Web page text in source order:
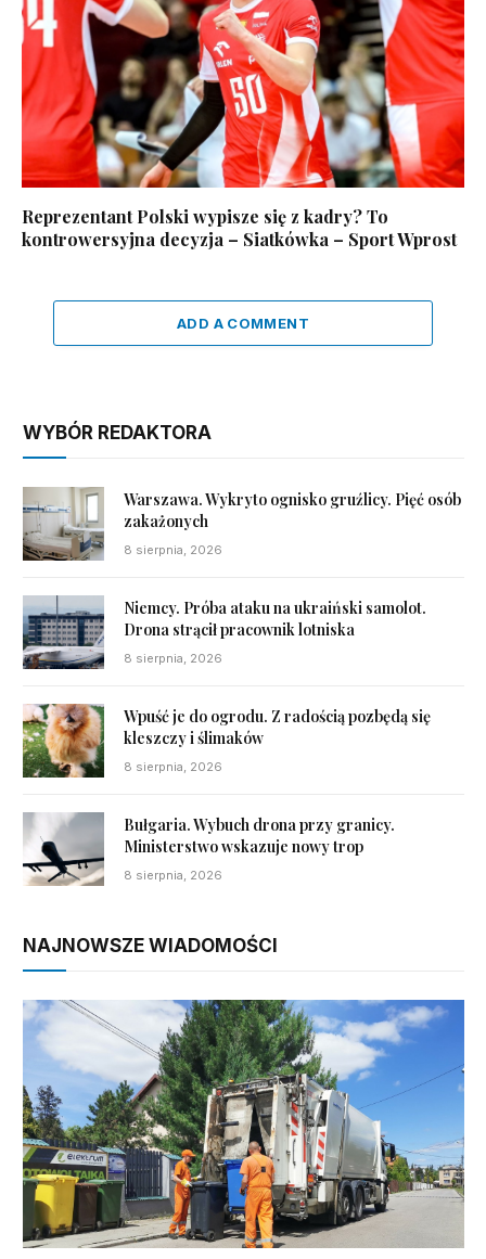
Reprezentant Polski wypisze się z kadry? To
kontrowersyjna decyzja – Siatkówka – Sport Wprost
ADD A COMMENT
WYBÓR REDAKTORA
Warszawa. Wykryto ognisko gruźlicy. Pięć osób
zakażonych
8 sierpnia, 2026
Niemcy. Próba ataku na ukraiński samolot.
Drona strącił pracownik lotniska
8 sierpnia, 2026
Wpuść je do ogrodu. Z radością pozbędą się
kleszczy i ślimaków
8 sierpnia, 2026
Bułgaria. Wybuch drona przy granicy.
Ministerstwo wskazuje nowy trop
8 sierpnia, 2026
NAJNOWSZE WIADOMOŚCI